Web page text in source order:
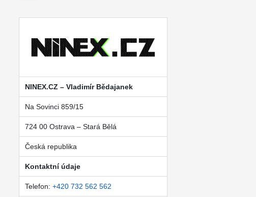
NINEX.CZ – Vladimír Bědajanek
Na Sovinci 859/15
724 00 Ostrava – Stará Bělá
Česká republika
Kontaktní údaje
Telefon: +420 732 562 562